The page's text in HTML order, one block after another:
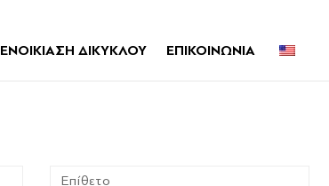
ΕΝΟΙΚΙΑΣΗ ΔΙΚΥΚΛΟΥ ΕΠΙΚΟΙΝΩΝΙΑ